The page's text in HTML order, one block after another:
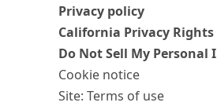
Privacy policy
California Privacy Rights
Do Not Sell My
Cookie notice
Site: Terms of use